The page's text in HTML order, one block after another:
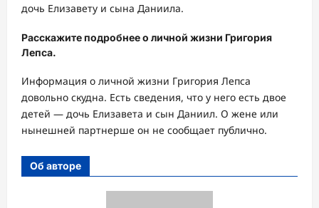
дочь Елизавету и сына Даниила.
Расскажите подробнее о личной жизни Григория
Лепса.
Информация о личной жизни Григория Лепса
довольно скудна. Есть сведения, что у него есть двое
детей — дочь Елизавета и сын Даниил. О жене или
нынешней партнерше он не сообщает публично.
Об авторе